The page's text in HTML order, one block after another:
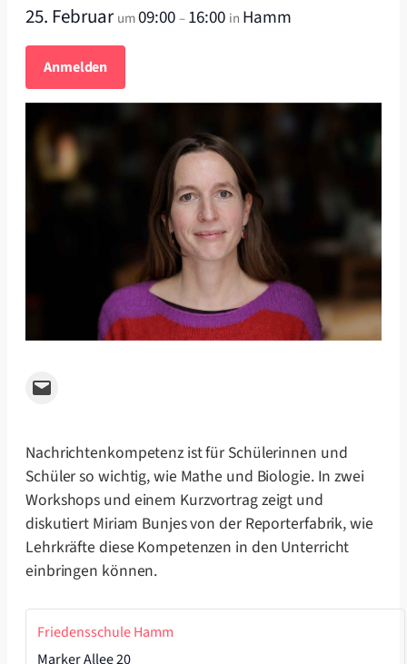
25. Februarum09:00–16:00 in Hamm
Anmelden
Email this Page
Nachrichtenkompetenz ist für Schülerinnen und
Schüler so wichtig, wie Mathe und Biologie. In zwei
Workshops und einem Kurzvortrag zeigt und
diskutiert Miriam Bunjes von der Reporterfabrik, wie
Lehrkräfte diese Kompetenzen in den Unterricht
einbringen können.
Friedensschule Hamm
Marker Allee 20